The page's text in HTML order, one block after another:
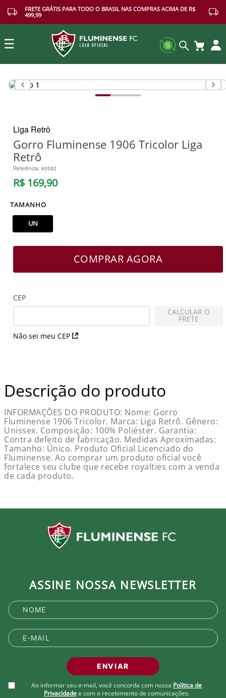
FRETE GRÁTIS PARA TODO O BRASIL NAS COMPRAS ACIMA DE R$
499,99
☰
Buscar
Liga Retrô
Gorro Fluminense 1906 Tricolor Liga
Retrô
Referência: 60582
R$ 169,90
TAMANHO
UN
COMPRAR AGORA
CEP
Não sei meu CEP
CALCULAR O
FRETE
Descrição do produto
INFORMAÇÕES DO PRODUTO: Nome: Gorro
Fluminense 1906 Tricolor. Marca: Liga Retrô. Gênero:
Unissex. Composição: 100% Poliéster. Garantia:
Contra defeito de fabricação. Medidas Aproximadas:
Tamanho: Único. Produto Oficial Licenciado do
Fluminense. Ao comprar um produto oficial você
fortalece seu clube que recebe royalties com a venda
de cada produto.
ASSINE NOSSA NEWSLETTER
ENVIAR
Ao informar seu e-mail, você concorda com nossa Política de
Privacidade e com o recebimento de comunicações.